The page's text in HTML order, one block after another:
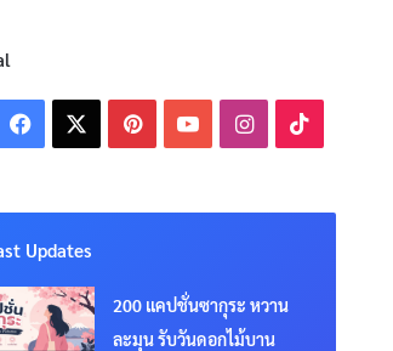
Facebook PinterestYouTubeInstagram
Updates
200 แคปชั่นซากุระ หวาน
ละมุน รับวันดอกไม้บาน